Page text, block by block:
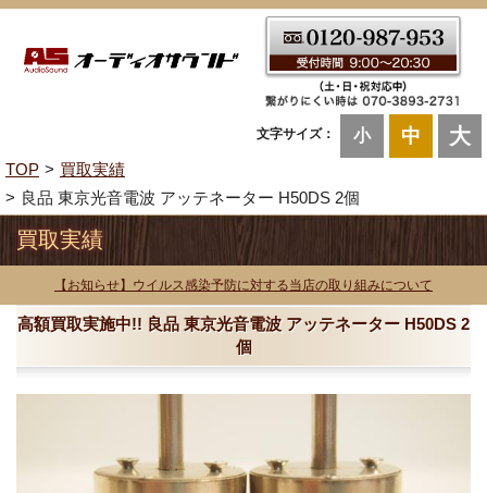
文字サイズ： 小 中 大
TOP
買取実績
良品 東京光音電波 アッテネーター H50DS 2個
買取実績
【お知らせ】ウイルス感染予防に対する当店の取り組みについて
高額買取実施中!! 良品 東京光音電波 アッテネーター H50DS 2
個